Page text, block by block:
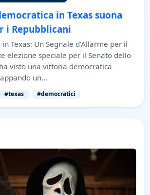
in Texas suona
i Repubblicani
in Texas: Un Segnale d'Allarme per il
elezione speciale per il Senato dello
visto una vittoria democratica
un…
#texas #democratici